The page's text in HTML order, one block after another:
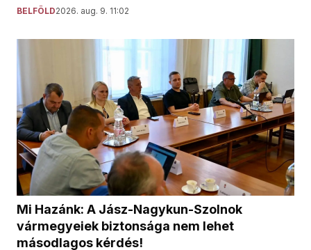
BELFÖLD2026. aug. 9. 11:02
Mi Hazánk: A Jász-Nagykun-Szolnok
vármegyeiek biztonsága nem lehet
másodlagos kérdés!